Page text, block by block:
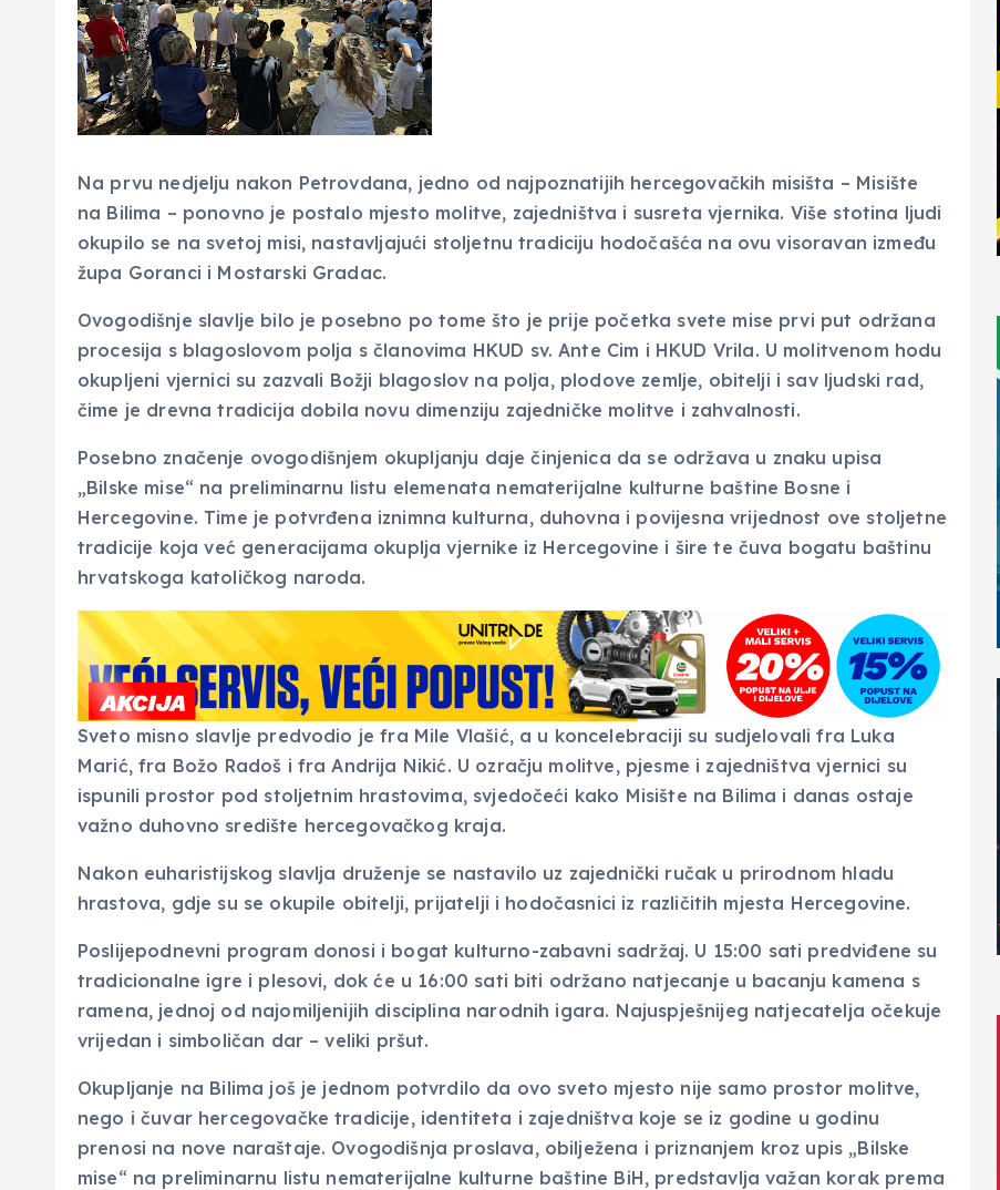
Na prvu nedjelju nakon Petrovdana, jedno od najpoznatijih hercegovačkih misišta – Misište
na Bilima – ponovno je postalo mjesto molitve, zajedništva i susreta vjernika. Više stotina ljudi
okupilo se na svetoj misi, nastavljajući stoljetnu tradiciju hodočašća na ovu visoravan između
župa Goranci i Mostarski Gradac.
Ovogodišnje slavlje bilo je posebno po tome što je prije početka svete mise prvi put održana
procesija s blagoslovom polja s članovima HKUD sv. Ante Cim i HKUD Vrila. U molitvenom hodu
okupljeni vjernici su zazvali Božji blagoslov na polja, plodove zemlje, obitelji i sav ljudski rad,
čime je drevna tradicija dobila novu dimenziju zajedničke molitve i zahvalnosti.
Posebno značenje ovogodišnjem okupljanju daje činjenica da se održava u znaku upisa
„Bilske mise“ na preliminarnu listu elemenata nematerijalne kulturne baštine Bosne i
Hercegovine. Time je potvrđena iznimna kulturna, duhovna i povijesna vrijednost ove stoljetne
tradicije koja već generacijama okuplja vjernike iz Hercegovine i šire te čuva bogatu baštinu
hrvatskoga katoličkog naroda.
Sveto misno slavlje predvodio je fra Mile Vlašić, a u koncelebraciji su sudjelovali fra Luka
Marić, fra Božo Radoš i fra Andrija Nikić. U ozračju molitve, pjesme i zajedništva vjernici su
ispunili prostor pod stoljetnim hrastovima, svjedočeći kako Misište na Bilima i danas ostaje
važno duhovno središte hercegovačkog kraja.
Nakon euharistijskog slavlja druženje se nastavilo uz zajednički ručak u prirodnom hladu
hrastova, gdje su se okupile obitelji, prijatelji i hodočasnici iz različitih mjesta Hercegovine.
Poslijepodnevni program donosi i bogat kulturno-zabavni sadržaj. U 15:00 sati predviđene su
tradicionalne igre i plesovi, dok će u 16:00 sati biti održano natjecanje u bacanju kamena s
ramena, jednoj od najomiljenijih disciplina narodnih igara. Najuspješnijeg natjecatelja očekuje
vrijedan i simboličan dar – veliki pršut.
Okupljanje na Bilima još je jednom potvrdilo da ovo sveto mjesto nije samo prostor molitve,
nego i čuvar hercegovačke tradicije, identiteta i zajedništva koje se iz godine u godinu
prenosi na nove naraštaje. Ovogodišnja proslava, obilježena i priznanjem kroz upis „Bilske
mise“ na preliminarnu listu nematerijalne kulturne baštine BiH, predstavlja važan korak prema